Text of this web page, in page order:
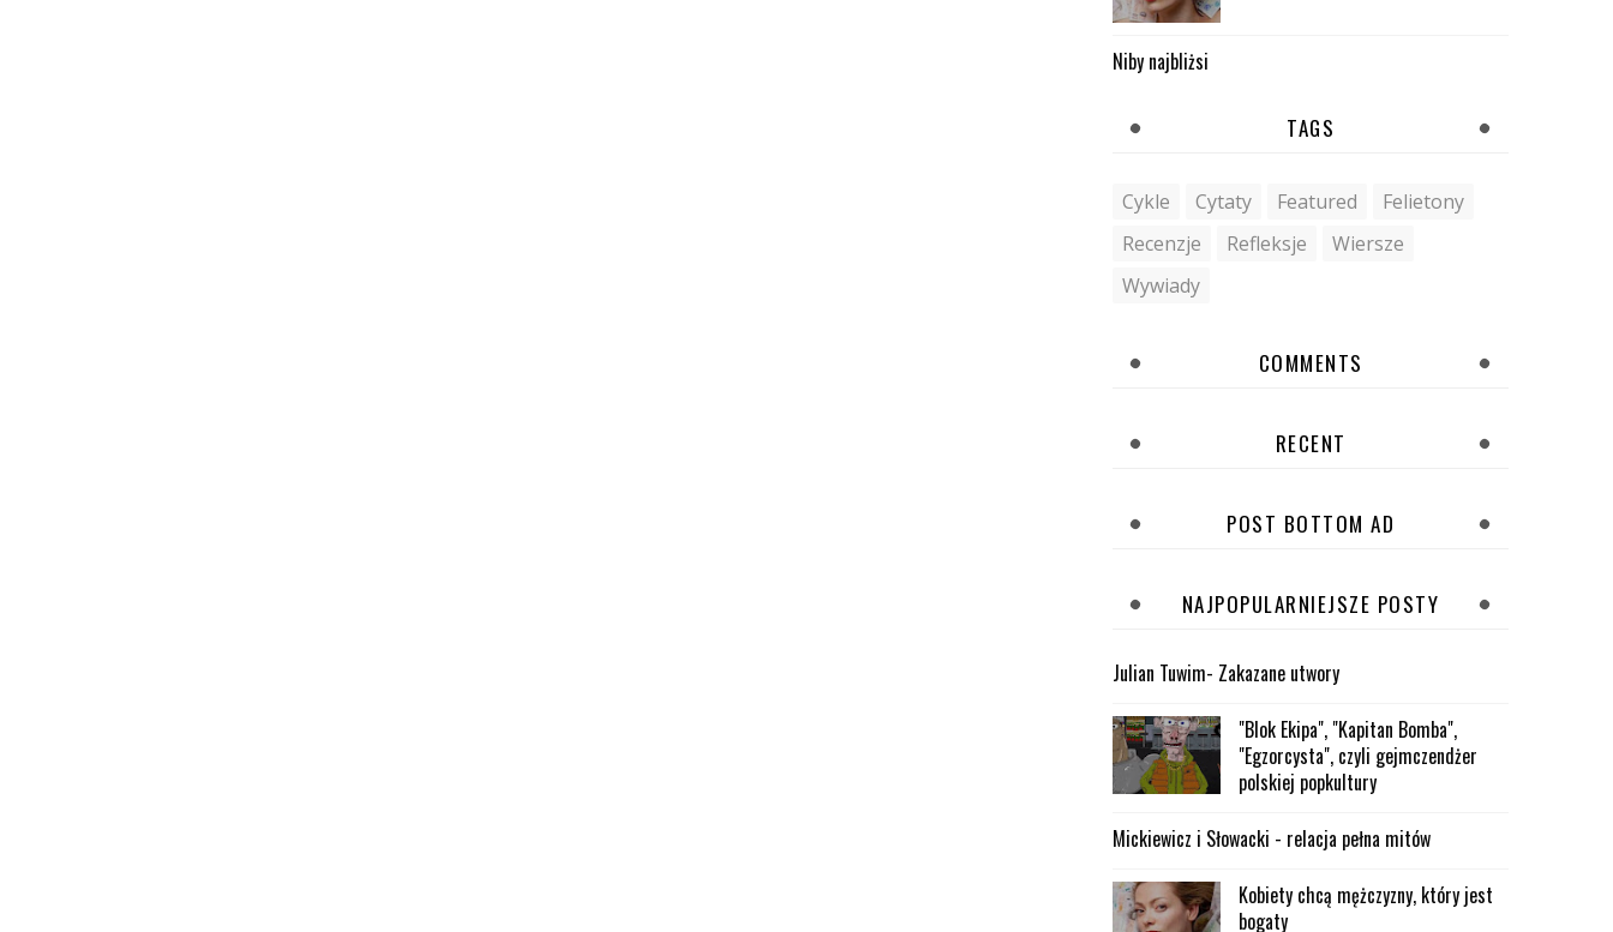
Niby najbliżsi
TAGS
Cykle Cytaty Featured
Felietony
Recenzje
Refleksje
Wiersze
Wywiady
COMMENTS
RECENT
POST BOTTOM AD
NAJPOPULARNIEJSZE POSTY
Julian Tuwim- Zakazane utwory
"Blok Ekipa", "Kapitan Bomba",
"Egzorcysta", czyli gejmczendżer
polskiej popkultury
Mickiewicz i Słowacki - relacja pełna mitów
Kobiety chcą mężczyzny, który jest
bogaty